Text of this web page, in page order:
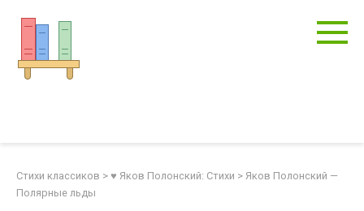
контенту
Стихи классиков > ♥ Яков Полонский: Стихи > Яков Полонский —
Полярные льды